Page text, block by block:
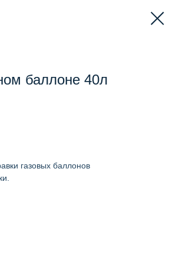
баллоне 40л
газовых баллонов